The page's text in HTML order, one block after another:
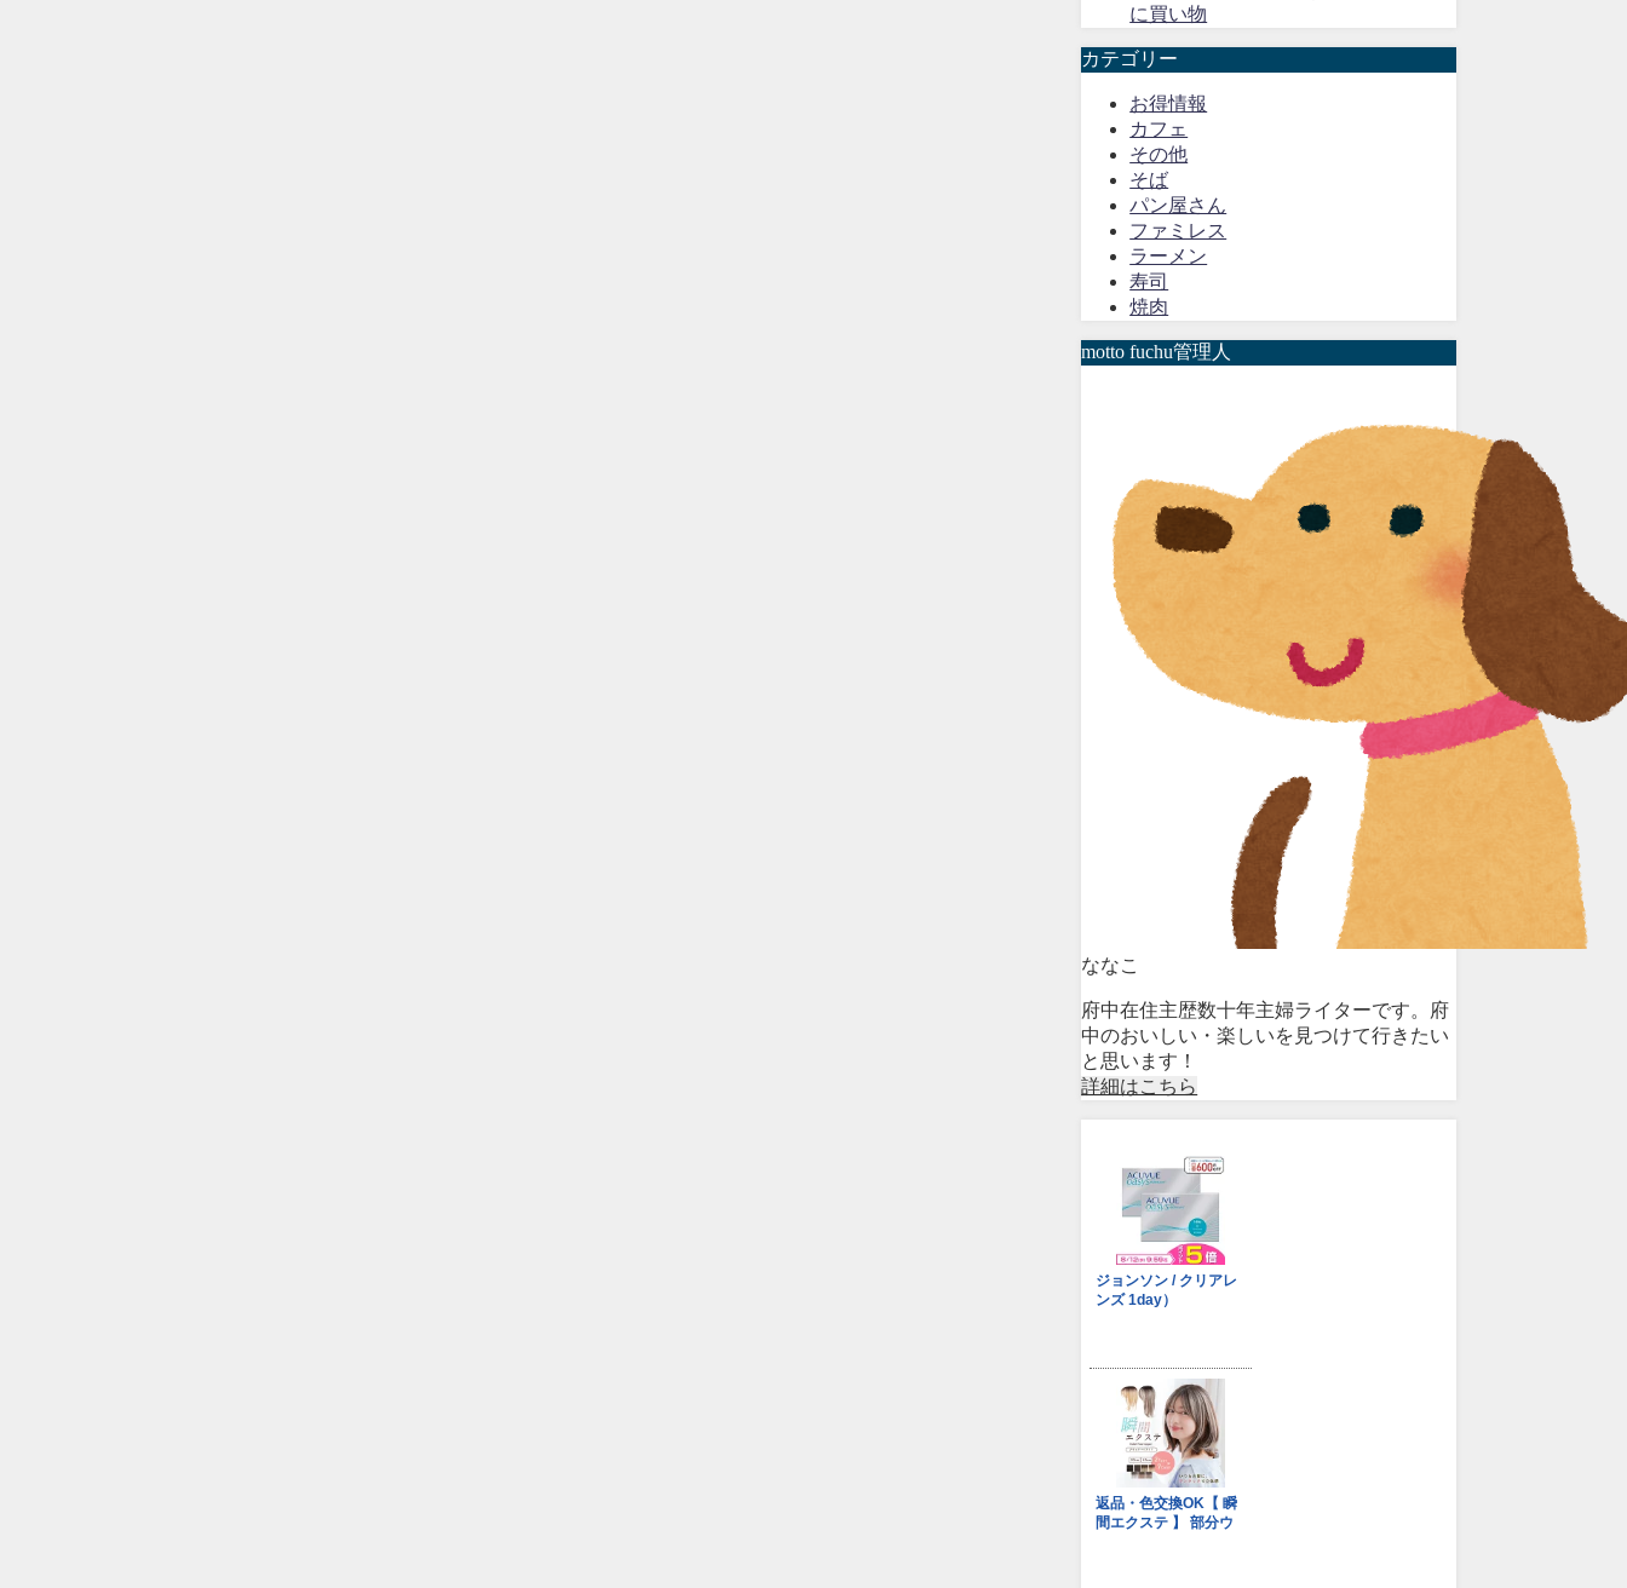
に買い物
カテゴリー
お得情報
カフェ
その他
そば
パン屋さん
ファミレス
ラーメン
寿司
焼肉
motto fuchu管理人
ななこ
府中在住主歴数十年主婦ライターです。府
中のおいしい・楽しいを見つけて行きたい
と思います！
詳細はこちら